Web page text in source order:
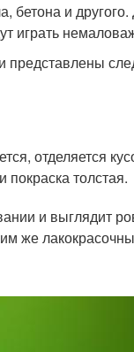
бетона и
играть
представлены
отделяется
толстая.
и выглядит
же